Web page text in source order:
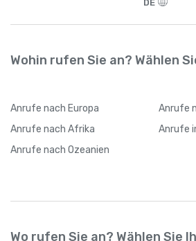
DE
Wohin rufen Sie an? Wählen
Anrufe nach Europa Anrufe
Anrufe nach Afrika Anrufe
Anrufe nach Ozeanien
Wo rufen Sie an? Wählen Sie